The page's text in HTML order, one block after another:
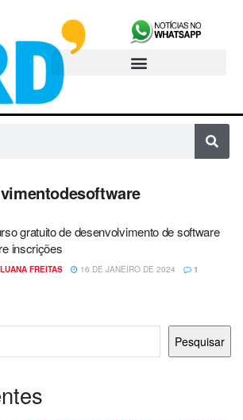
gratuito de desenvolvimento de software
inscrições
LUANA FREITAS 16 DE JANEIRO DE 2024 1
Pesquisar